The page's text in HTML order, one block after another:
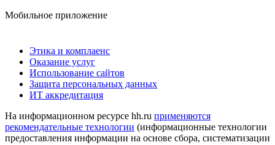
Мобильное приложение
Этика и комплаенс
Оказание услуг
Использование сайтов
Защита персональных данных
ИТ аккредитация
На информационном ресурсе hh.ru применяются
рекомендательные технологии (информационные технологии
предоставления информации на основе сбора, систематизации